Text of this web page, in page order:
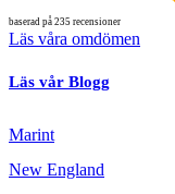
baserad på 235 recensioner
Läs våra omdömen
Läs vår Blogg
Marint
New England